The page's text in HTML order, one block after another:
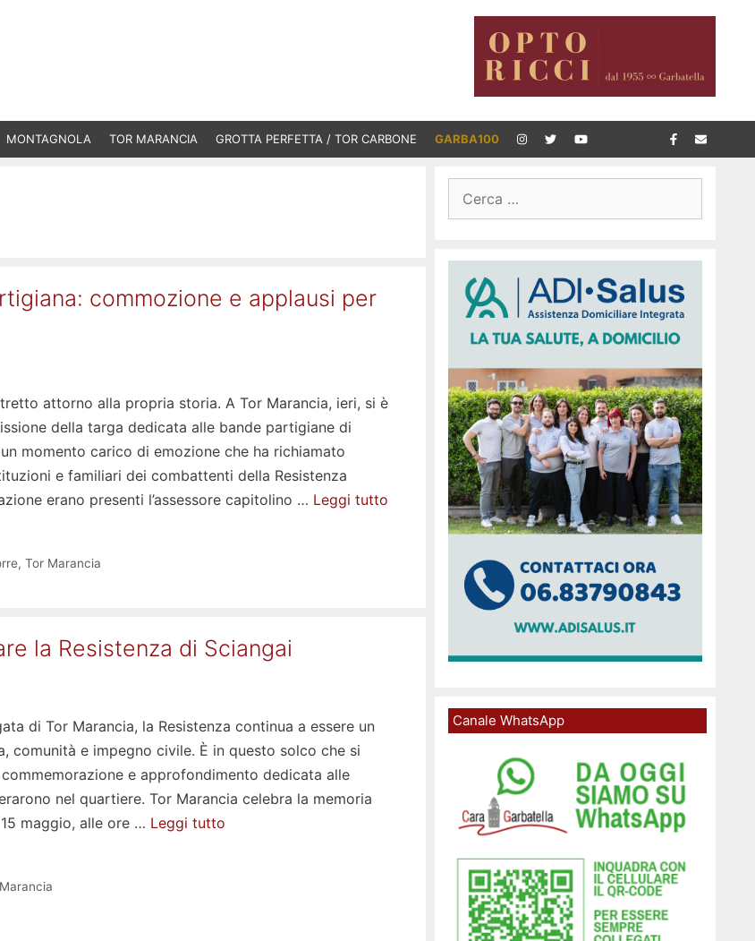
MONTAGNOLA TOR MARANCIA GROTTA PERFETTA / TOR CARBONE GARBA100
commozione e applausi per
attorno alla propria storia. A Tor Marancia, ieri, si è
della targa dedicata alle bande partigiane di
un momento carico di emozione che ha richiamato
e familiari dei combattenti della Resistenza
erano presenti l’assessore capitolino … Leggi tutto
, Tor Marancia
la Resistenza di Sciangai
di Tor Marancia, la Resistenza continua a essere un
comunità e impegno civile. È in questo solco che si
e approfondimento dedicata alle
nel quartiere. Tor Marancia celebra la memoria
maggio, alle ore … Leggi tutto
per:
Canale WhatsApp